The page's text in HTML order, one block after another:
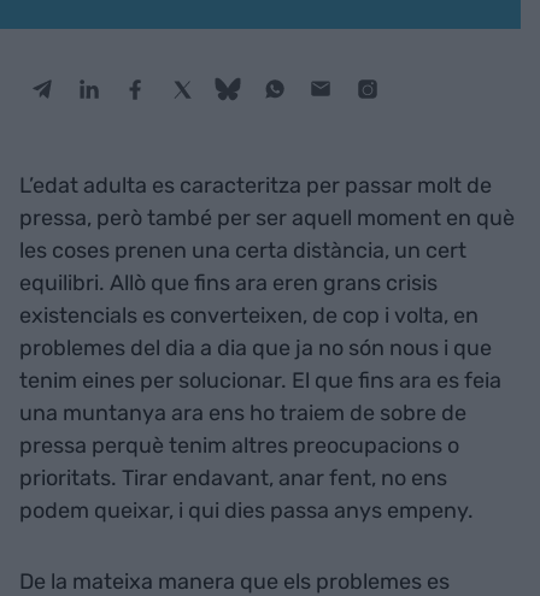
L’edat adulta es caracteritza per passar molt de
pressa, però també per ser aquell moment en què
les coses prenen una certa distància, un cert
equilibri. Allò que fins ara eren grans crisis
existencials es converteixen, de cop i volta, en
problemes del dia a dia que ja no són nous i que
tenim eines per solucionar. El que fins ara es feia
una muntanya ara ens ho traiem de sobre de
pressa perquè tenim altres preocupacions o
prioritats. Tirar endavant, anar fent, no ens
podem queixar, i qui dies passa anys empeny.
De la mateixa manera que els problemes es